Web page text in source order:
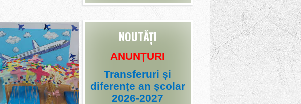
NOUTĂȚI
ANUNȚURI
Transferuri și
diferențe an școlar
2026-2027